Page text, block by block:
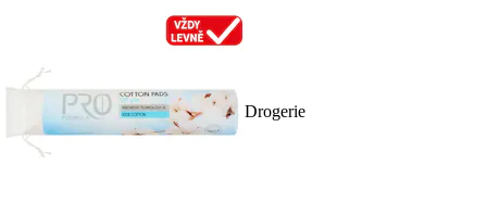
Drogerie